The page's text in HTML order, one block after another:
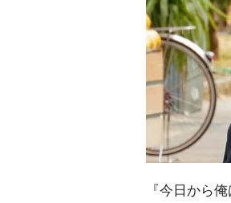
『今日から